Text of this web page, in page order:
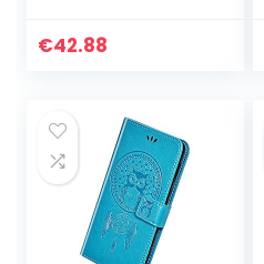
er stem booster
€42.88